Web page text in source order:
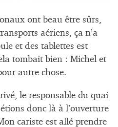
ont beau être sûrs,
aériens, ça n’a
et des tablettes est
tombait bien : Michel et
autre chose.
le responsable du quai
donc là à l’ouverture
cariste est allé prendre